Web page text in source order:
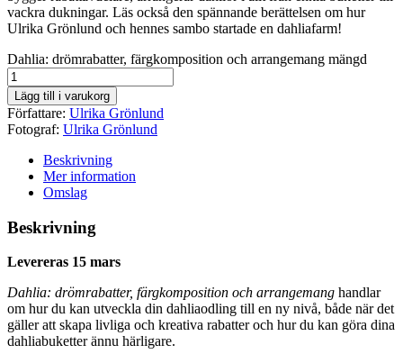
vackra dukningar. Läs också den spännande berättelsen om hur
Ulrika Grönlund och hennes sambo startade en dahliafarm!
Dahlia: drömrabatter, färgkomposition och arrangemang mängd
Lägg till i varukorg
Författare: Ulrika Grönlund
Fotograf: Ulrika Grönlund
Beskrivning
Mer information
Omslag
Beskrivning
Levereras 15 mars
Dahlia: drömrabatter, färgkomposition och arrangemang handlar
om hur du kan utveckla din dahliaodling till en ny nivå, både när det
gäller att skapa livliga och kreativa rabatter och hur du kan göra dina
dahliabuketter ännu härligare.